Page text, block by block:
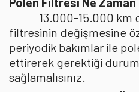
13.000-15.000 km
filtresinin değişmesine
periyodik bakımlar ile
ettirerek gerektiği
sağlamalısınız.